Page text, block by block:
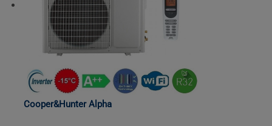
Cooper&Hunter Alpha